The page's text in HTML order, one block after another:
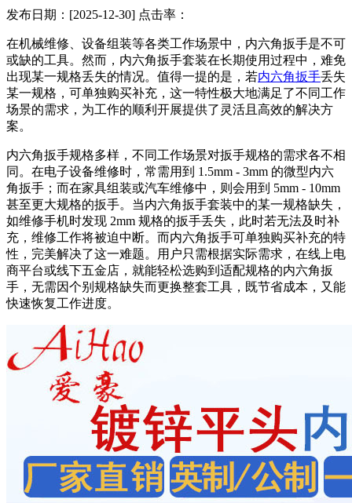
发布日期：[2025-12-30] 点击率：
在机械维修、设备组装等各类工作场景中，内六角扳手是不可
或缺的工具。然而，内六角扳手套装在长期使用过程中，难免
出现某一规格丢失的情况。值得一提的是，若内六角扳手丢失
某一规格，可单独购买补充，这一特性极大地满足了不同工作
场景的需求，为工作的顺利开展提供了灵活且高效的解决方
案。
内六角扳手规格多样，不同工作场景对扳手规格的需求各不相
同。在电子设备维修时，常需用到 1.5mm - 3mm 的微型内六
角扳手；而在家具组装或汽车维修中，则会用到 5mm - 10mm
甚至更大规格的扳手。当内六角扳手套装中的某一规格缺失，
如维修手机时发现 2mm 规格的扳手丢失，此时若无法及时补
充，维修工作将被迫中断。而内六角扳手可单独购买补充的特
性，完美解决了这一难题。用户只需根据实际需求，在线上电
商平台或线下五金店，就能轻松选购到适配规格的内六角扳
手，无需因个别规格缺失而更换整套工具，既节省成本，又能
快速恢复工作进度。